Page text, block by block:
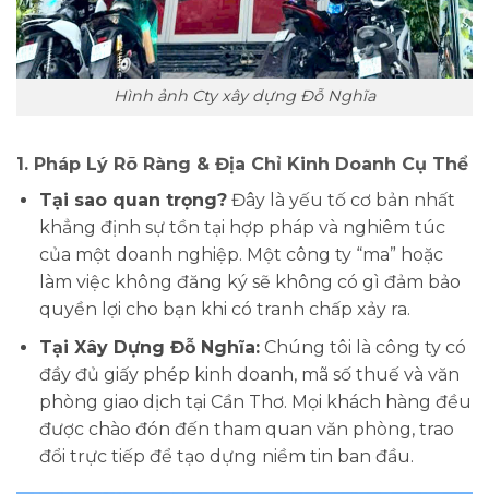
Hình ảnh Cty xây dựng Đỗ Nghĩa
1. Pháp Lý Rõ Ràng & Địa Chỉ Kinh Doanh Cụ Thể
Tại sao quan trọng?Đây là yếu tố cơ bản nhất
khẳng định sự tồn tại hợp pháp và nghiêm túc
của một doanh nghiệp. Một công ty “ma” hoặc
làm việc không đăng ký sẽ không có gì đảm bảo
quyền lợi cho bạn khi có tranh chấp xảy ra.
Tại Xây Dựng Đỗ Nghĩa:Chúng tôi là công ty có
đầy đủ giấy phép kinh doanh, mã số thuế và văn
phòng giao dịch tại Cần Thơ. Mọi khách hàng đều
được chào đón đến tham quan văn phòng, trao
đổi trực tiếp để tạo dựng niềm tin ban đầu.